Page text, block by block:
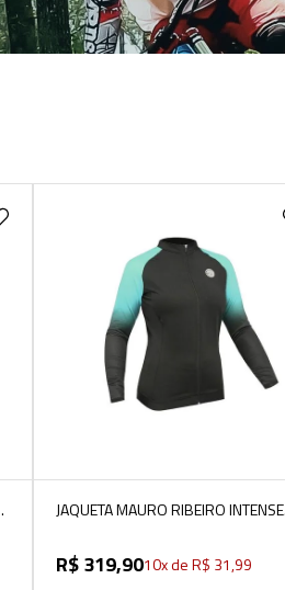
JAQUETA MAURO RIBEIRO INTENSE
R$319,9010x deR$ 31,99